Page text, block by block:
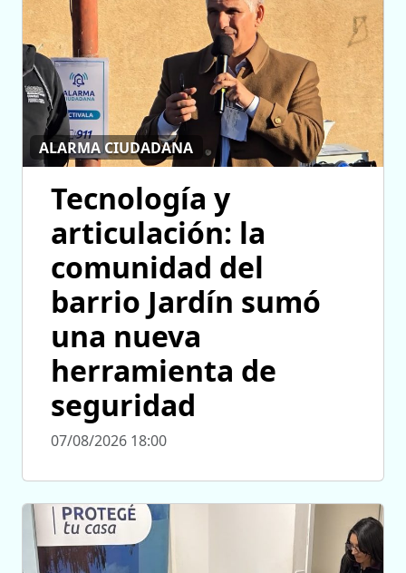
ALARMA CIUDADANA
Tecnología y
articulación: la
comunidad del
barrio Jardín sumó
una nueva
herramienta de
seguridad
07/08/2026 18:00